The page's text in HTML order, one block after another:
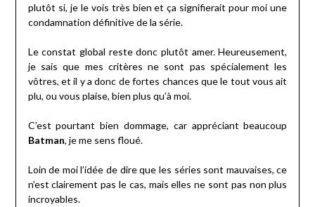
plutôt si, je le vois très bien et ça signifierait pour moi une
condamnation définitive de la série.
Le constat global reste donc plutôt amer. Heureusement,
je sais que mes critères ne sont pas spécialement les
vôtres, et il y a donc de fortes chances que le tout vous ait
plu, ou vous plaise, bien plus qu’à moi.
C’est pourtant bien dommage, car appréciant beaucoup
Batman, je me sens floué.
Loin de moi l’idée de dire que les séries sont mauvaises, ce
n’est clairement pas le cas, mais elles ne sont pas non plus
incroyables.